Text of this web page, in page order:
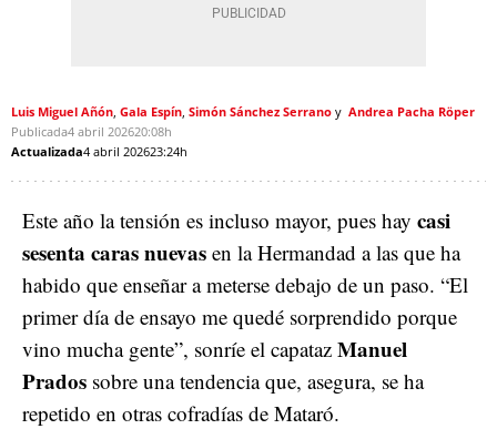
Luis Miguel Añón Gala Espín Simón Sánchez Serrano
Andrea Pacha Röper
Publicada4 abril 202620:08h
Actualizada4 abril 202623:24h
Este año la tensión es incluso mayor, pues hay casi
sesenta caras nuevas en la Hermandad a las que ha
habido que enseñar a meterse debajo de un paso. “El
primer día de ensayo me quedé sorprendido porque
vino mucha gente”, sonríe el capataz Manuel
Prados sobre una tendencia que, asegura, se ha
repetido en otras cofradías de Mataró.